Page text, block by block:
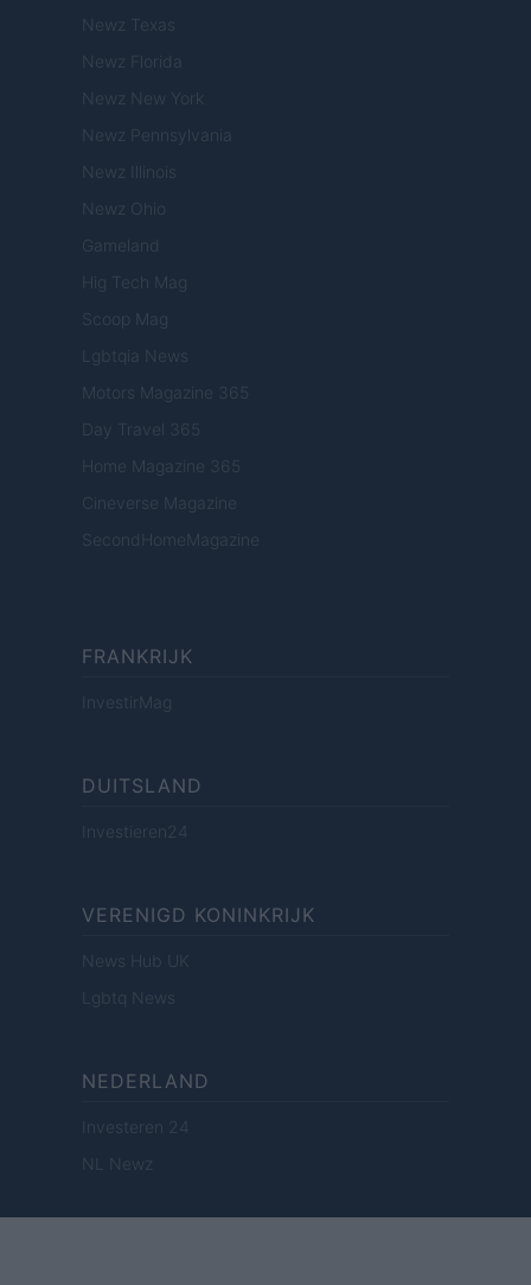
Newz Texas
Newz Florida
Newz New York
Newz Pennsylvania
Newz Illinois
Newz Ohio
Gameland
Hig Tech Mag
Scoop Mag
Lgbtqia News
Motors Magazine 365
Day Travel 365
Home Magazine 365
Cineverse Magazine
SecondHomeMagazine
FRANKRIJK
InvestirMag
DUITSLAND
Investieren24
VERENIGD KONINKRIJK
News Hub UK
Lgbtq News
NEDERLAND
Investeren 24
NL Newz